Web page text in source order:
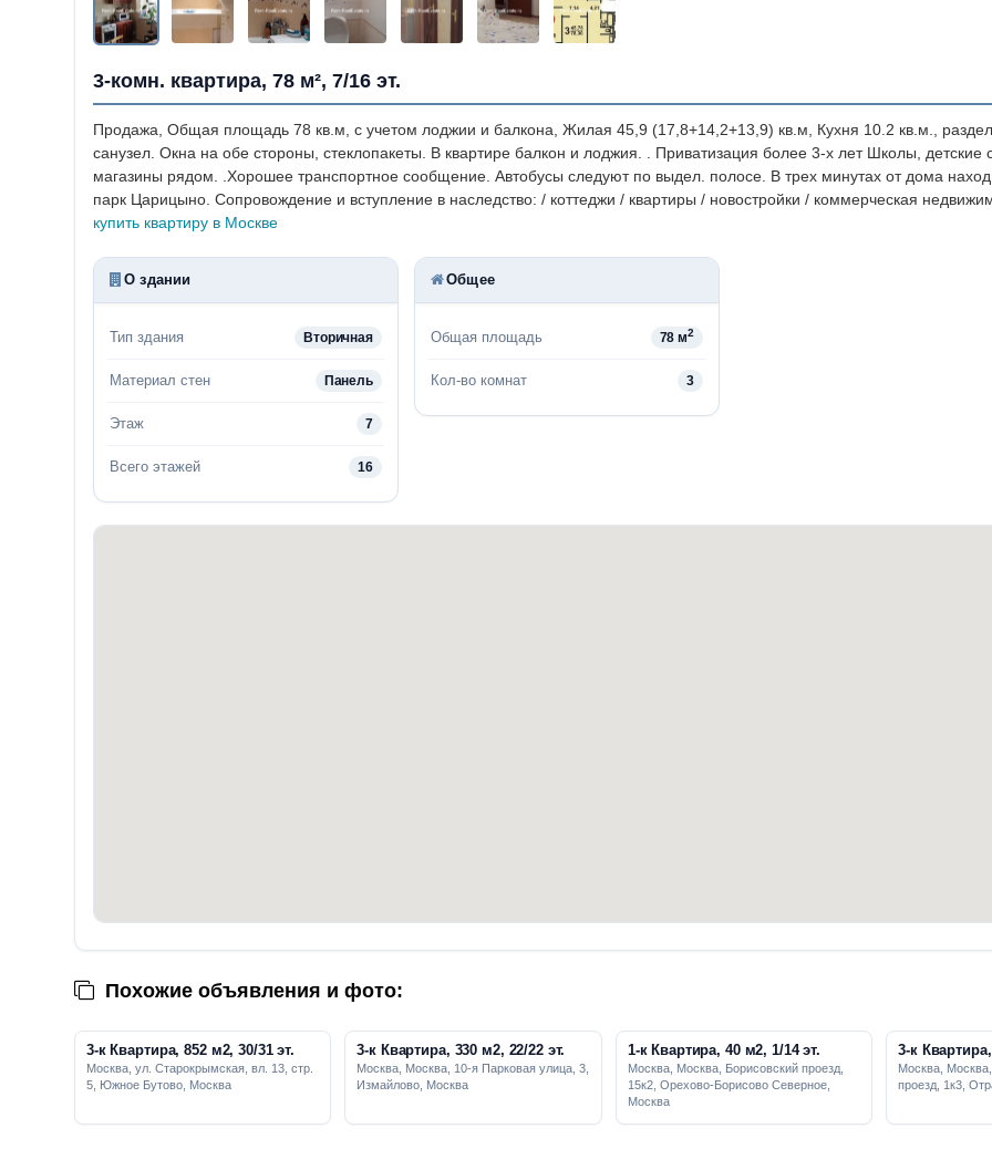
3-комн. квартира, 78 м², 7/16 эт.
Продажа, Общая площадь 78 кв.м, с учетом лоджии и балкона, Жилая 45,9 (17,8+14,2+13,9) кв.м, Кухня 10.2 кв.м.,
санузел. Окна на обе стороны, стеклопакеты. В квартире балкон и лоджия. . Приватизация более 3-х лет Школы, детские
магазины рядом. .Хорошее транспортное сообщение. Автобусы следуют по выдел. полосе. В трех минутах от дома
парк Царицыно. Сопровождение и вступление в наследство: / коттеджи / квартиры / новостройки / коммерческая
купить квартиру в Москве
О здании
Тип здания Вторичная
Материал стен Панель
Этаж 7
Всего этажей 16
Общее
Общая площадь 78 м2
Кол-во комнат 3
Похожие объявления и фото:
3-к Квартира, 852 м2, 30/31 эт.
Москва, ул. Старокрымская, вл. 13, стр.
5, Южное Бутово, Москва
3-к Квартира, 330 м2, 22/22 эт.
Москва, Москва, 10-я Парковая улица, 3,
Измайлово, Москва
1-к Квартира, 40 м2, 1/14 эт.
Москва, Москва, Борисовский проезд,
15к2, Орехово-Борисово Северное,
Москва
3-к
Москва,
проезд, 1к3,